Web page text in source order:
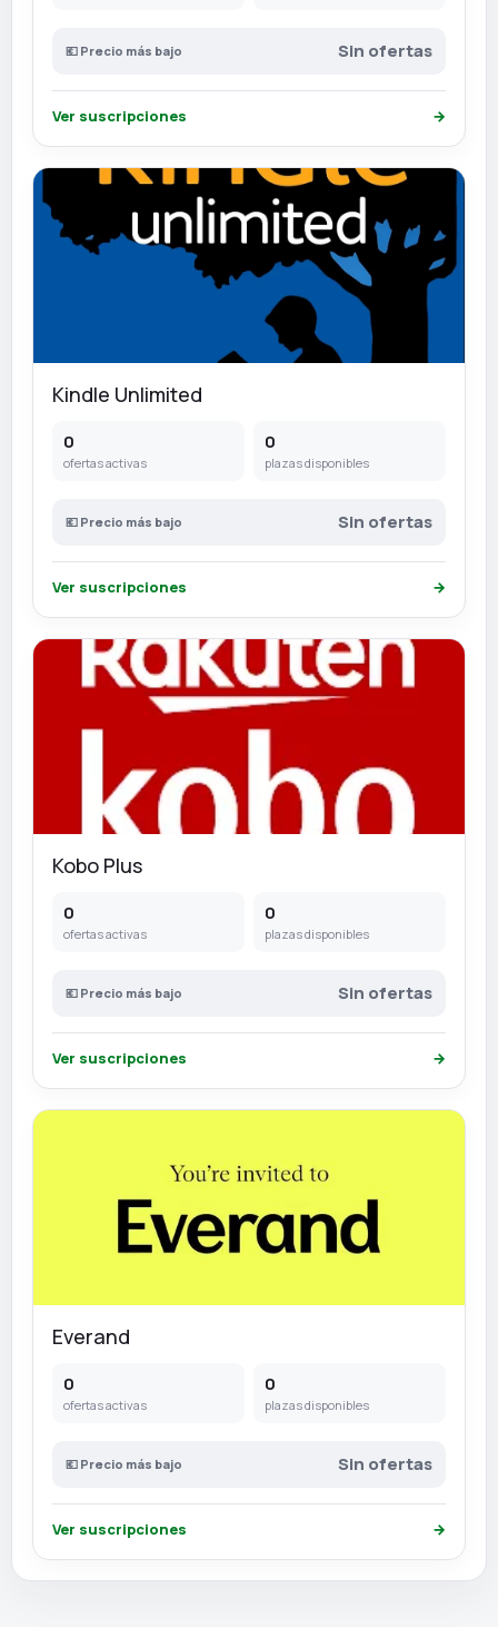
💶 Precio más bajo Sin ofertas
Ver suscripciones →
Kindle Unlimited
0
ofertas activas
0
plazas disponibles
💶 Precio más bajo Sin ofertas
Ver suscripciones →
Kobo Plus
0
ofertas activas
0
plazas disponibles
💶 Precio más bajo Sin ofertas
Ver suscripciones →
Everand
0
ofertas activas
0
plazas disponibles
💶 Precio más bajo Sin ofertas
Ver suscripciones →